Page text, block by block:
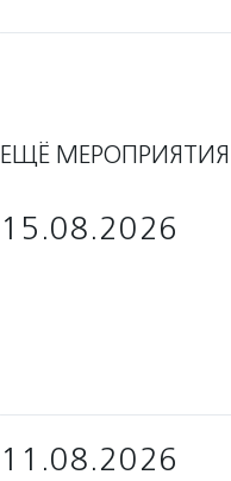
ЕЩЁ МЕРОПРИЯТИЯ
15.08.2026
11.08.2026